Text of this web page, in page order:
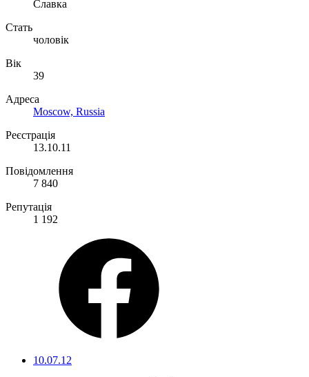
Славка
Стать
чоловік
Вік
39
Адреса
Moscow, Russia
Реєстрація
13.10.11
Повідомлення
7 840
Репутація
1 192
10.07.12